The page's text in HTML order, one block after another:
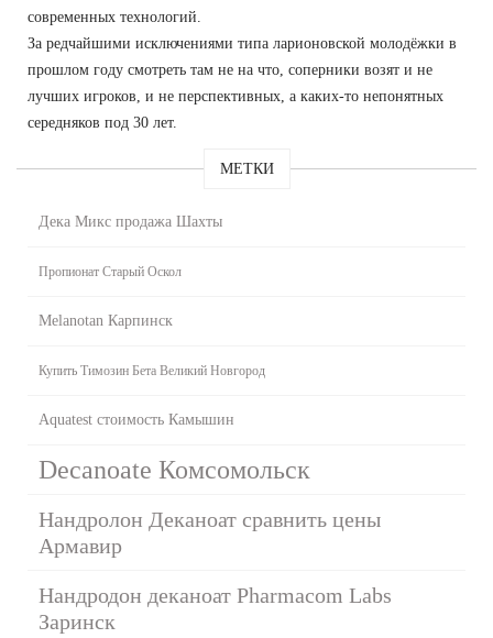
современных технологий.
За редчайшими исключениями типа ларионовской молодёжки в
прошлом году смотреть там не на что, соперники возят и не
лучших игроков, и не перспективных, а каких-то непонятных
середняков под 30 лет.
МЕТКИ
Дека Микс продажа Шахты
Пропионат Старый Оскол
Melanotan Карпинск
Купить Tимозин Бета Великий Новгород
Aquatest стоимость Камышин
Decanoate Комсомольск
Нандролон Деканоат сравнить цены
Армавир
Нандродон деканоат Pharmacom Labs
Заринск